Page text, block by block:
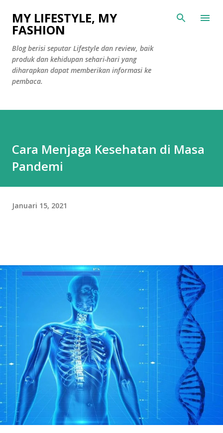
Langsung ke konten utama
MY LIFESTYLE, MY
FASHION
Blog berisi seputar Lifestyle dan review, baik
produk dan kehidupan sehari-hari yang
diharapkan dapat memberikan informasi ke
pembaca.
Cara Menjaga Kesehatan di Masa
Pandemi
Januari 15, 2021